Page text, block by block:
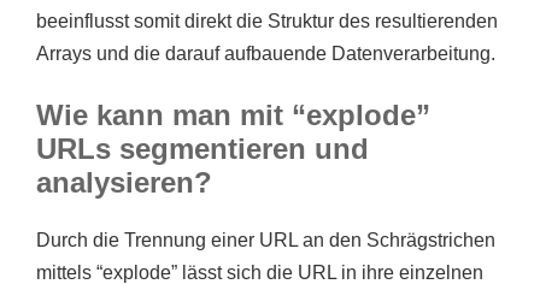
beeinflusst somit direkt die Struktur des resultierenden
Arrays und die darauf aufbauende Datenverarbeitung.
Wie kann man mit “explode”
URLs segmentieren und
analysieren?
Durch die Trennung einer URL an den Schrägstrichen
mittels “explode” lässt sich die URL in ihre einzelnen